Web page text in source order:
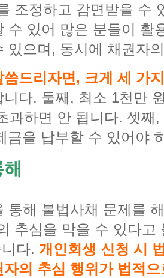
조정하고 감면받을 수
수 있어 많은 분들이
있으며, 동시에 채권자
드리자면, 크게 세 가
다. 둘째, 최소 1천만
과하면 안 됩니다. 셋
금을 납부할 수 있어야
통해 불법사채 문제를
추심을 막을 수 있다
다. 개인회생 신청 시
의 추심 행위가 법적